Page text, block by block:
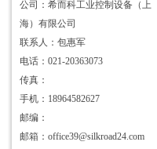
公司：希而科工业控制设备（上
海）有限公司
联系人：包惠军
电话：021-20363073
传真：
手机：18964582627
邮编：
邮箱：office39@silkroad24.com